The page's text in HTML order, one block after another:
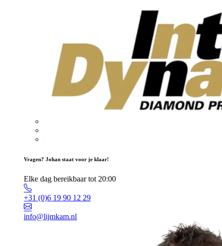
Vragen? Johan staat voor je klaar!
Elke dag bereikbaar tot 20:00
+31 (0)6 19 90 12 29
info@lijmkam.nl